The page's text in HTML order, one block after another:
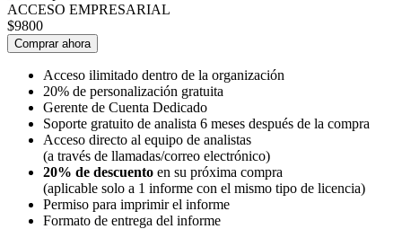
ACCESO EMPRESARIAL
$9800
Comprar ahora
Acceso ilimitado dentro de la organización
20% de personalización gratuita
Gerente de Cuenta Dedicado
Soporte gratuito de analista 6 meses después de la compra
Acceso directo al equipo de analistas
(a través de llamadas/correo electrónico)
20% de descuento en su próxima compra
(aplicable solo a 1 informe con el mismo tipo de licencia)
Permiso para imprimir el informe
Formato de entrega del informe